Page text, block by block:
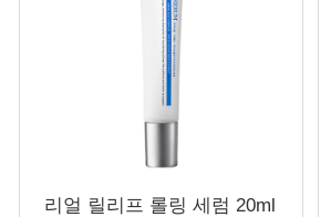
리얼 릴리프 롤링 세럼 20ml